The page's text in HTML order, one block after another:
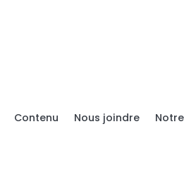
Contenu Nous joindre